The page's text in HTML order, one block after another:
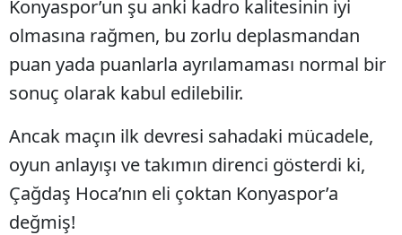
Samsun
Siirt
Sivas
Tekirdağ
Konyaspor’un şu anki kadro kalitesinin iyi
olmasına rağmen, bu zorlu deplasmandan
puan yada puanlarla ayrılamaması normal bir
sonuç olarak kabul edilebilir.
Ancak maçın ilk devresi sahadaki mücadele,
oyun anlayışı ve takımın direnci gösterdi ki,
Çağdaş Hoca’nın eli çoktan Konyaspor’a
değmiş!